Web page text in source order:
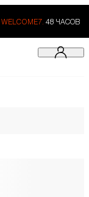
WELCOME7. 48 ЧАСОВ